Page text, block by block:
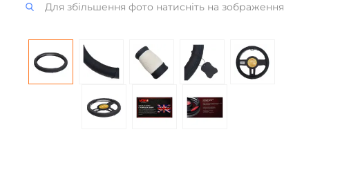
Для збільшення фото натисніть на зображення